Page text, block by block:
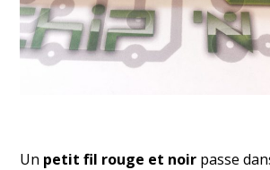
Un petit fil rouge et noirpasse